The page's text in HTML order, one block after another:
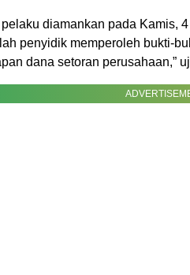
pelaku diamankan pada Kamis,
penyidik memperoleh bukti-
dana setoran perusahaan,”